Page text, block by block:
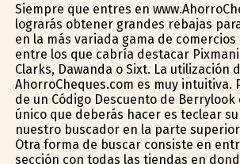
Siempre que entres en
lograrás obtener grandes rebajas
en la más variada gama de
entre los que cabría destacar
Clarks, Dawanda o Sixt. La utilización
AhorroCheques.com es muy intuitiva.
de un Código Descuento de Berrylook
único que deberás hacer es teclear
nuestro buscador en la parte
Otra forma de buscar consiste en
sección con todas las tiendas en